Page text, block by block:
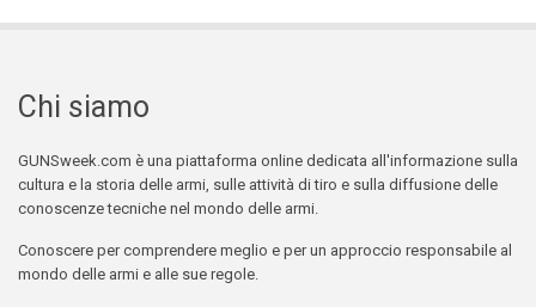
Chi siamo
GUNSweek.com è una piattaforma online dedicata all'informazione sulla
cultura e la storia delle armi, sulle attività di tiro e sulla diffusione delle
conoscenze tecniche nel mondo delle armi.
Conoscere per comprendere meglio e per un approccio responsabile al
mondo delle armi e alle sue regole.